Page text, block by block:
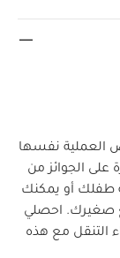
العملية نفسها
على الجوائز من
طفلك أو يمكنك
صغيرك. احصلي
التنقل مع هذه